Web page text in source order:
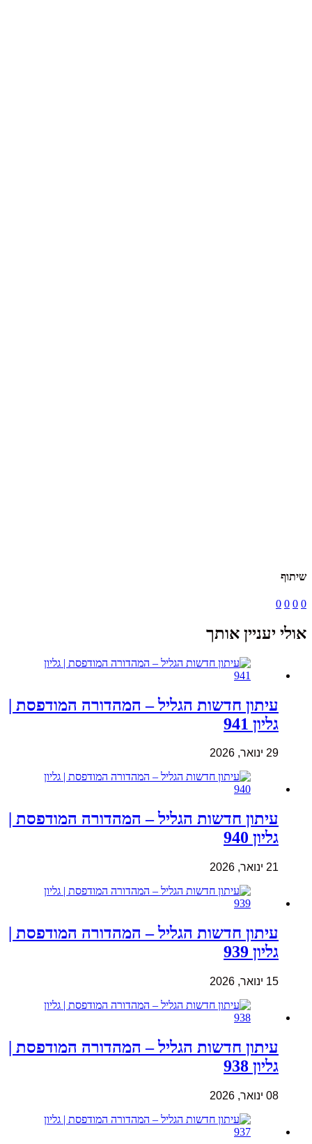
שיתוף
0
0
0
0
אולי יעניין אותך
עיתון חדשות הגליל – המהדורה המודפסת |
גליון 941
29 ינואר, 2026
עיתון חדשות הגליל – המהדורה המודפסת |
גליון 940
21 ינואר, 2026
עיתון חדשות הגליל – המהדורה המודפסת |
גליון 939
15 ינואר, 2026
עיתון חדשות הגליל – המהדורה המודפסת |
גליון 938
08 ינואר, 2026